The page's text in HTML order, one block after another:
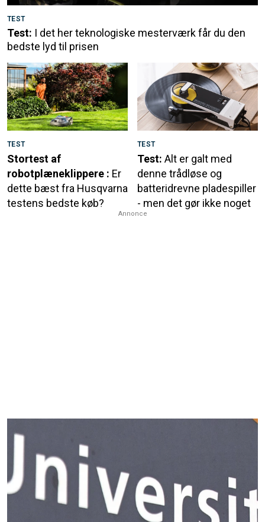
TEST
Test: I det her teknologiske mesterværk får du den
bedste lyd til prisen
TEST
Stortest af
robotplæneklippere : Er
dette bæst fra Husqvarna
testens bedste køb?
TEST
Test: Alt er galt med
denne trådløse og
batteridrevne pladespiller
- men det gør ikke noget
Annonce